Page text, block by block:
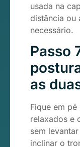
usada na
distância ou
necessário.
Passo
as
Fique em
relaxados e
sem
inclinar o